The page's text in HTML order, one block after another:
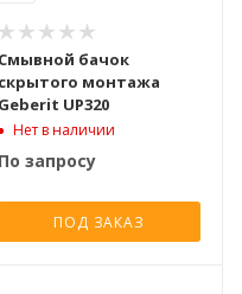
Смывной бачок
скрытого монтажа
Geberit UP320
Нет в наличии
По запросу
ПОД ЗАКАЗ